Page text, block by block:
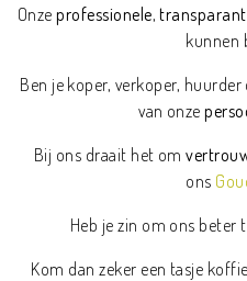
Onzeprofessionele,
kunnen
Ben je koper, verkoper,
van onze
Bij ons draait het om
ons
Heb je zin om ons beter
Kom dan zeker een tasje